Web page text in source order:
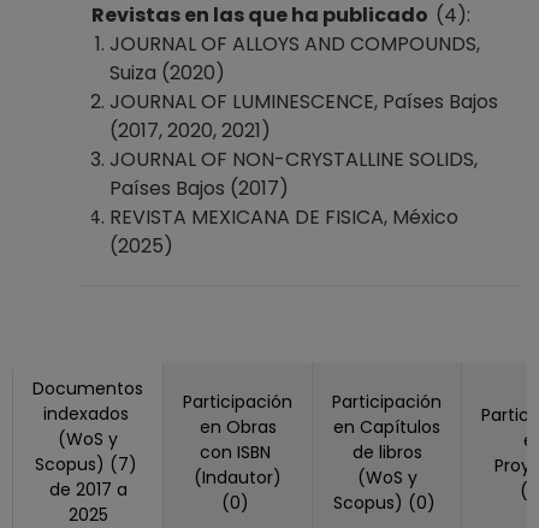
Revistas en las que ha publicado (4):
JOURNAL OF ALLOYS AND COMPOUNDS,
Suiza (2020)
JOURNAL OF LUMINESCENCE, Países Bajos
(2017, 2020, 2021)
JOURNAL OF NON-CRYSTALLINE SOLIDS,
Países Bajos (2017)
REVISTA MEXICANA DE FISICA, México
(2025)
Documentos
indexados
(WoS y
Scopus) (7)
de 2017 a
2025
Participación
en Obras
con ISBN
(Indautor)
(0)
Participación
en Capítulos
de libros
(WoS y
Scopus) (0)